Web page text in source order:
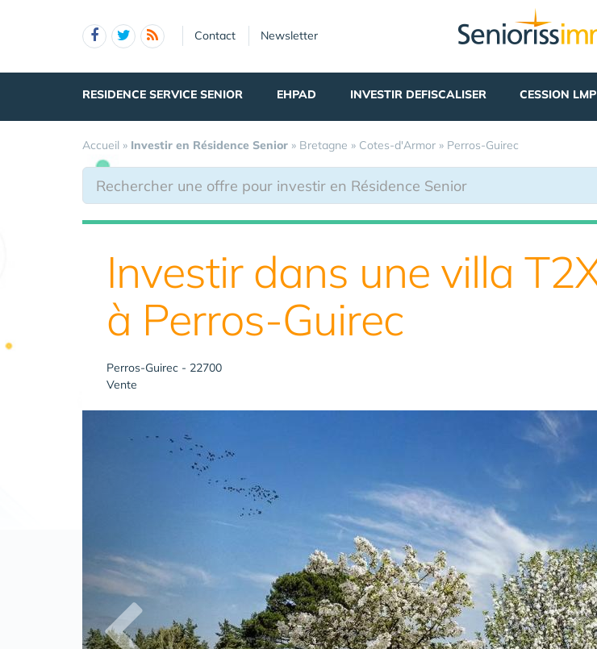
Contact Newsletter
RESIDENCE SERVICE SENIOR EHPAD INVESTIR DEFISCALISER CESSION
Accueil » Investir en Résidence Senior » Bretagne » Cotes-d'Armor » Perros-Guirec
Investir dans une villa
à Perros-Guirec
Perros-Guirec - 22700
Vente